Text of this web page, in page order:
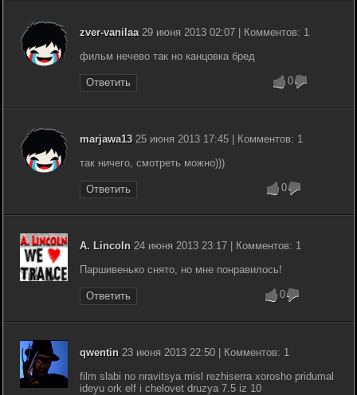
zver-vanilaa29 июня 2013 02:07 | Комментов: 1
фильм нечево так но канцовка бред
Ответить 0
marjawa1325 июня 2013 17:45 | Комментов: 1
так ничего, смотреть можно)))
Ответить 0
A. Lincoln 24 июня 2013 23:17 | Комментов: 1
Паршивенько снято, но мне понравилось!
Ответить 0
qwentin 23 июня 2013 22:50 | Комментов: 1
film slabi no nravitsya misl rezhiserra xorosho pridumal
ideyu ork elf i chelovet druzya 7.5 iz 10